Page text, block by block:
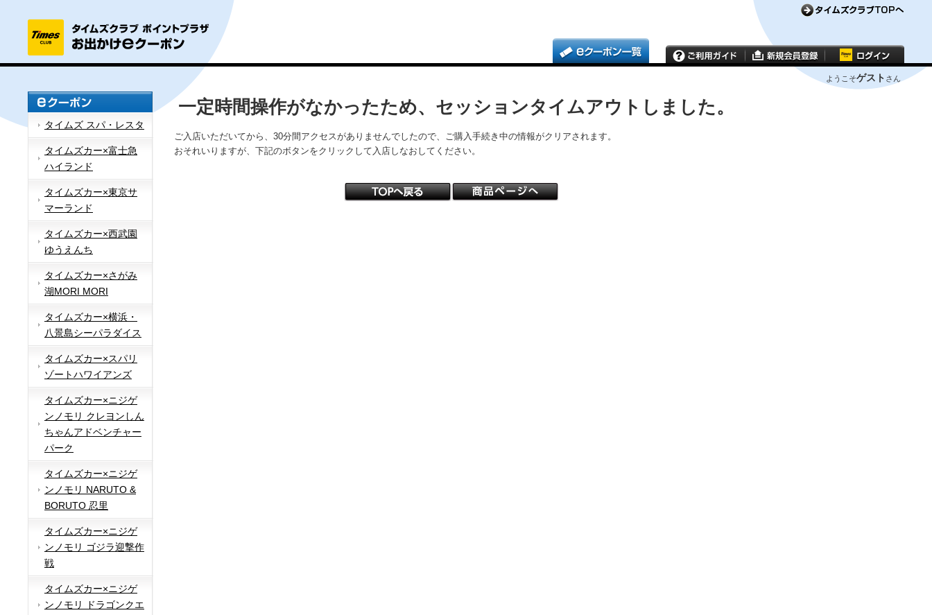
ようこそゲスト さん
タイムズ スパ・レスタ
タイムズカー×富士急
ハイランド
タイムズカー×東京サ
マーランド
タイムズカー×西武園
ゆうえんち
タイムズカー×さがみ
湖MORI MORI
タイムズカー×横浜・
八景島シーパラダイス
タイムズカー×スパリ
ゾートハワイアンズ
タイムズカー×ニジゲ
ンノモリ クレヨンしん
ちゃんアドベンチャー
パーク
タイムズカー×ニジゲ
ンノモリ NARUTO &
BORUTO 忍里
タイムズカー×ニジゲ
ンノモリ ゴジラ迎撃作
戦
タイムズカー×ニジゲ
ンノモリ ドラゴンクエ
一定時間操作がなかったため、セッションタイムアウトしました。
ご入店いただいてから、30分間アクセスがありませんでしたので、ご購入手続き中の情報がクリアされます。
おそれいりますが、下記のボタンをクリックして入店しなおしてください。